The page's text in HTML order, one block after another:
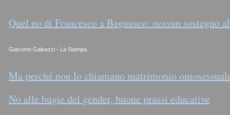
Quel no di Francesco a Bagnasco: nessun sostegno
Giacomo Galeazzi - La Stampa
Ma perché non lo chiamano matrimonio
No alle bugie del gender, buone prassi educative